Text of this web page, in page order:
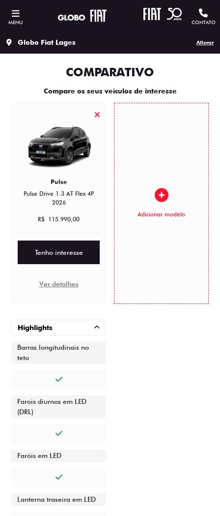
MENU CONTATO
Globo Fiat Lages Alterar
COMPARATIVO
Compare os seus veículos de interesse
Pulse
Pulse Drive 1.3 AT Flex 4P
2026
R$ 115.990,00
Tenho interesse
Ver detalhes
Adicionar modelo
Highlights
Barras longitudinais no
teto
Farois diurnos em LED
(DRL)
Faróis em LED
Lanterna traseira em LED